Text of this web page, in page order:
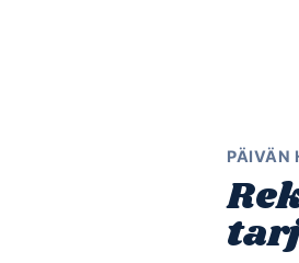
PÄIVÄN